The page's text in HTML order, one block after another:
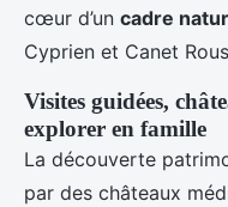
cœur d’un cadre
Cyprien et Canet
Visites guidées,
explorer en famille
La découverte
par des châteaux